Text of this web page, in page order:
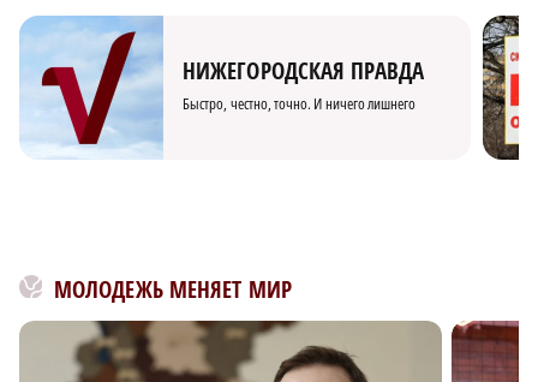
НИЖЕГОРОДСКАЯ ПРАВДА
Быстро, честно, точно. И ничего лишнего
МОЛОДЕЖЬ МЕНЯЕТ МИР